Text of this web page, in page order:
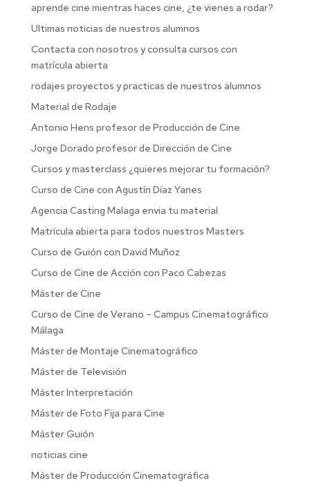
aprende cine mientras haces cine, ¿te vienes a rodar?
Ultimas noticias de nuestros alumnos
Contacta con nosotros y consulta cursos con
matrícula abierta
rodajes proyectos y practicas de nuestros alumnos
Material de Rodaje
Antonio Hens profesor de Producción de Cine
Jorge Dorado profesor de Dirección de Cine
Cursos y masterclass ¿quieres mejorar tu formación?
Curso de Cine con Agustín Díaz Yanes
Agencia Casting Malaga envia tu material
Matrícula abierta para todos nuestros Masters
Curso de Guión con David Muñoz
Curso de Cine de Acción con Paco Cabezas
Máster de Cine
Curso de Cine de Verano – Campus Cinematográfico
Málaga
Máster de Montaje Cinematográfico
Máster de Televisión
Máster Interpretación
Máster de Foto Fija para Cine
Máster Guión
noticias cine
Máster de Producción Cinematográfica